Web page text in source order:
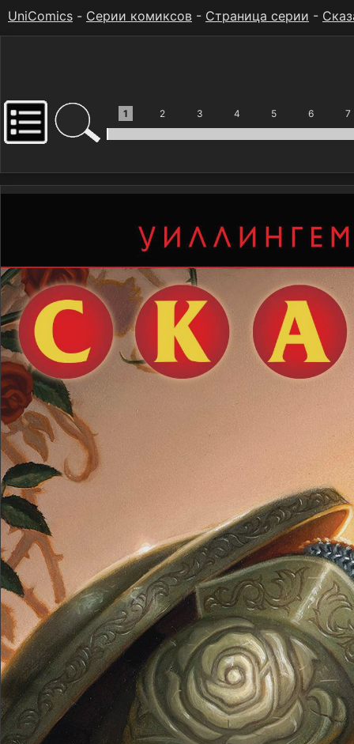
UniComics - Серии комиксов - Страница серии -
1 2 3 4 5 6 7